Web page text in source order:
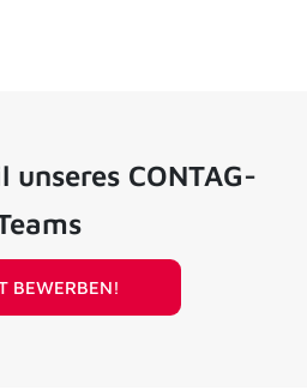
unseres CONTAG-
BEWERBEN!